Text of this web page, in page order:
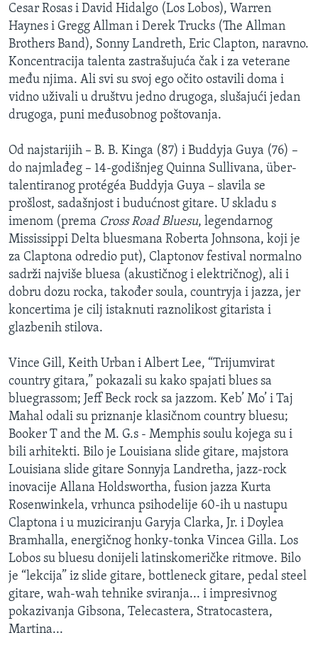
Cesar Rosas i David Hidalgo (Los Lobos), Warren
Haynes i Gregg Allman i Derek Trucks (The Allman
Brothers Band), Sonny Landreth, Eric Clapton, naravno.
Koncentracija talenta zastrašujuća čak i za veterane
među njima. Ali svi su svoj ego očito ostavili doma i
vidno uživali u društvu jedno drugoga, slušajući jedan
drugoga, puni međusobnog poštovanja.
Od najstarijih – B. B. Kinga (87) i Buddyja Guya (76) –
do najmlađeg – 14-godišnjeg Quinna Sullivana, über-
talentiranog protégéa Buddyja Guya – slavila se
prošlost, sadašnjost i budućnost gitare. U skladu s
imenom (prema Cross Road Bluesu, legendarnog
Mississippi Delta bluesmana Roberta Johnsona, koji je
za Claptona odredio put), Claptonov festival normalno
sadrži najviše bluesa (akustičnog i električnog), ali i
dobru dozu rocka, također soula, countryja i jazza, jer
koncertima je cilj istaknuti raznolikost gitarista i
glazbenih stilova.
Vince Gill, Keith Urban i Albert Lee, “Trijumvirat
country gitara,” pokazali su kako spajati blues sa
bluegrassom; Jeff Beck rock sa jazzom. Keb’ Mo’ i Taj
Mahal odali su priznanje klasičnom country bluesu;
Booker T and the M. G.s - Memphis soulu kojega su i
bili arhitekti. Bilo je Louisiana slide gitare, majstora
Louisiana slide gitare Sonnyja Landretha, jazz-rock
inovacije Allana Holdswortha, fusion jazza Kurta
Rosenwinkela, vrhunca psihodelije 60-ih u nastupu
Claptona i u muziciranju Garyja Clarka, Jr. i Doylea
Bramhalla, energičnog honky-tonka Vincea Gilla. Los
Lobos su bluesu donijeli latinskomeričke ritmove. Bilo
je “lekcija” iz slide gitare, bottleneck gitare, pedal steel
gitare, wah-wah tehnike sviranja... i impresivnog
pokazivanja Gibsona, Telecastera, Stratocastera,
Martina...